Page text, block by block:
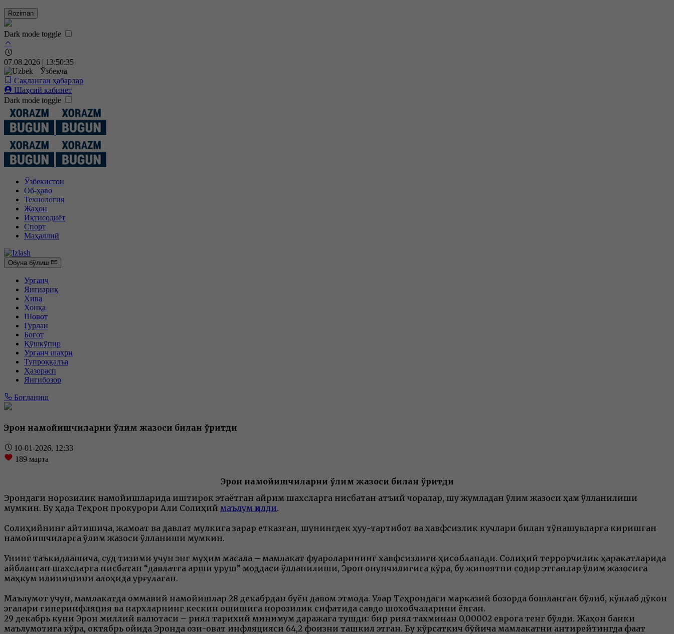
Roziman
Dark mode toggle
07.08.2026 | 13:50:36
Ўзбекча
Сақланган ҳабарлар
Шаҳсий кабинет
Dark mode toggle
Ўзбекистон
Об-ҳаво
Технология
Жаҳон
Иқтисодиёт
Спорт
Маҳаллий
Обуна бўлиш
Урганч
Янгиариқ
Хива
Хонқа
Шовот
Гурлан
Боғот
Қўшкўпир
Урганч шаҳри
Тупроққалъа
Ҳазорасп
Янгибозор
Боғланиш
Эрон намойишчиларни ўлим жазоси билан қўрқитди
10-01-2026, 12:33
189 марта
Эрон намойишчиларни ўлим жазоси билан қўрқитди
Эрондаги норозилик намойишларида иштирок этаётган айрим шахсларга нисбатан қатъий чоралар, шу жумладан ўлим жазоси ҳам қўлланилиши
мумкин. Бу ҳақда Теҳрон прокурори Али Солиҳий маълум қилди.
Солиҳийнинг айтишича, жамоат ва давлат мулкига зарар етказган, шунингдек ҳуқуқ-тартибот ва хавфсизлик кучлари билан тўқнашувларга киришган
намойишчиларга ўлим жазоси қўлланиши мумкин.
Унинг таъкидлашича, суд тизими учун энг муҳим масала – мамлакат фуқароларининг хавфсизлиги ҳисобланади. Солиҳий террорчилик ҳаракатларида
айбланган шахсларга нисбатан “давлатга қарши уруш” моддаси қўлланилиши, Эрон қонунчилигига кўра, бу жиноятни содир этганлар ўлим жазосига
маҳкум қилинишини алоҳида урғулаган.
Маълумот учун, мамлакатда оммавий намойишлар 28 декабрдан буён давом этмоқда. Улар Теҳрондаги марказий бозорда бошланган бўлиб, кўплаб дўкон
эгалари гиперинфляция ва нархларнинг кескин ошишига норозилик сифатида савдо шохобчаларини ёпган.
29 декабрь куни Эрон миллий валютаси – риял тарихий минимум даражага тушди: бир риял тахминан 0,00002 еврога тенг бўлди. Жаҳон банки
маълумотига кўра, октябрь ойида Эронда озиқ-овқат инфляцияси 64,2 фоизни ташкил этган. Бу кўрсаткич бўйича мамлакатни антирейтингда фақат